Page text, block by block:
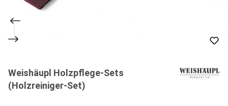
Weishäupl Holzpflege-Sets
(Holzreiniger-Set)